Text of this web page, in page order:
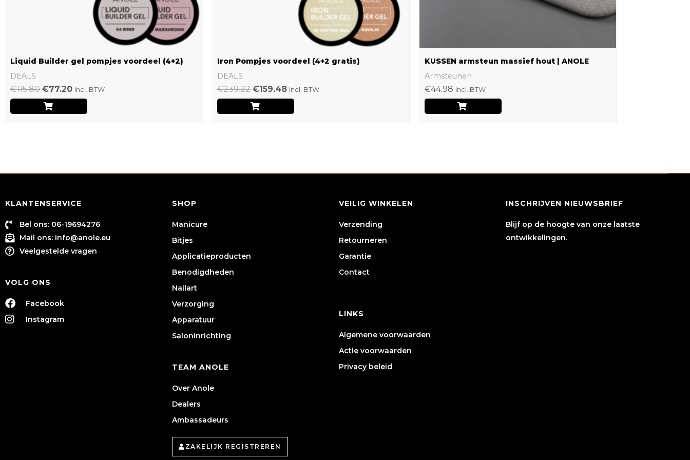
Liquid Builder gel pompjes voordeel (4+2)
DEALS
€115.80 €77.20 Incl. BTW
Iron Pompjes voordeel (4+2 gratis)
DEALS
€239.22 €159.48 Incl. BTW
KUSSEN armsteun massief hout | ANOLE
Armsteunen
€44.98 Incl. BTW
productpagina
KLANTENSERVICE
Bel ons: 06-19694276
Mail ons: info@anole.eu
Veelgestelde vragen
VOLG ONS
Facebook
Instagram
SHOP
Manicure
Bitjes
Applicatieproducten
Benodigdheden
Nailart
Verzorging
Apparatuur
Saloninrichting
TEAM ANOLE
Over Anole
Dealers
Ambassadeurs
ZAKELIJK REGISTREREN
VEILIG WINKELEN
Verzending
Retourneren
Garantie
Contact
LINKS
Algemene voorwaarden
Actie voorwaarden
Privacy beleid
INSCHRIJVEN NIEUWSBRIEF
Blijf op de hoogte van onze laatste
ontwikkelingen.